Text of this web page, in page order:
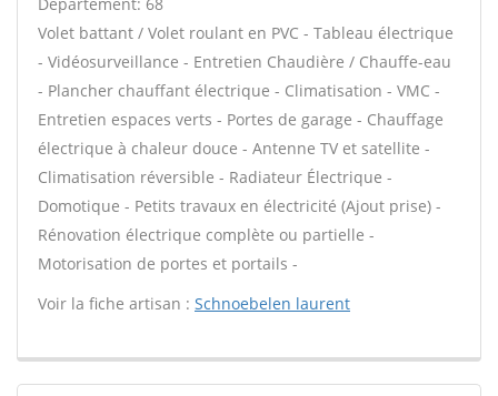
Volet battant / Volet roulant en PVC - Tableau électrique
- Vidéosurveillance - Entretien Chaudière / Chauffe-eau
- Plancher chauffant électrique - Climatisation - VMC -
Entretien espaces verts - Portes de garage - Chauffage
électrique à chaleur douce - Antenne TV et satellite -
Climatisation réversible - Radiateur Électrique -
Domotique - Petits travaux en électricité (Ajout prise) -
Rénovation électrique complète ou partielle -
Motorisation de portes et portails -
Voir la fiche artisan : Schnoebelen laurent